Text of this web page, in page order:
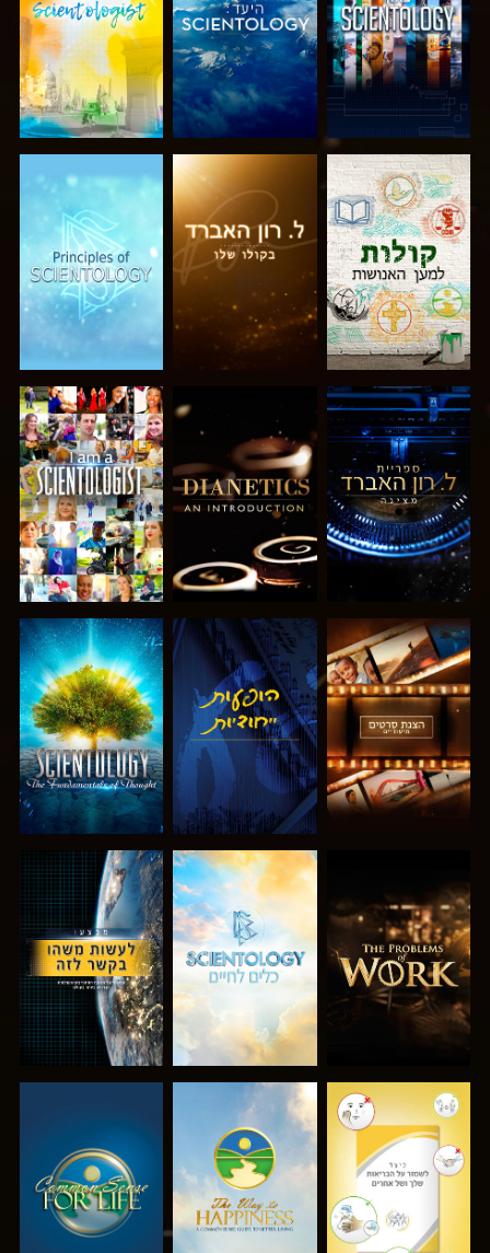
בדוק את הסדרה בדוק את הסדרה בדוק את הסדרה
בדוק את הסדרה בדוק את הסדרה צפה
בדוק את הסדרה צפה בדוק את הסדרה
בדוק את הסדרה בדוק את הסדרה צפה
צפה צפה צפה